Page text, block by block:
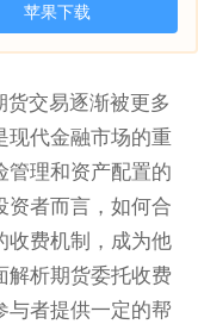
苹果下载
货交易逐渐被更多
现代金融市场的重
管理和资产配置的
资者而言，如何合
收费机制，成为他
解析期货委托收费
与者提供一定的帮